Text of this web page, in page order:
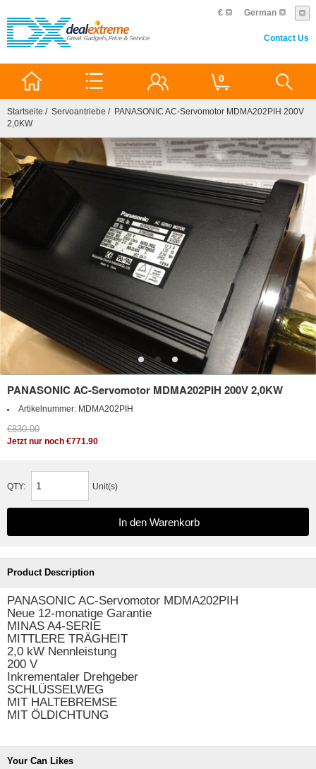
German
€
Contact Us
0
Startseite / Servoantriebe / PANASONIC AC-Servomotor MDMA202PIH 200V
2,0KW
PANASONIC AC-Servomotor MDMA202PIH 200V 2,0KW
Artikelnummer: MDMA202PIH
€830.00
Jetzt nur noch €771.90
QTY: Unit(s)
Product Description
PANASONIC AC-Servomotor MDMA202PIH
Neue 12-monatige Garantie
MINAS A4-SERIE
MITTLERE TRÄGHEIT
2,0 kW Nennleistung
200 V
Inkrementaler Drehgeber
SCHLÜSSELWEG
MIT HALTEBREMSE
MIT ÖLDICHTUNG
Your Can Likes